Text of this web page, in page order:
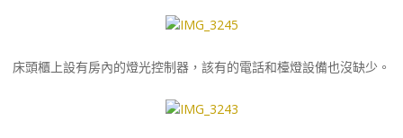
床頭櫃上設有房內的燈光控制器，該有的電話和檯燈設備也沒缺少。